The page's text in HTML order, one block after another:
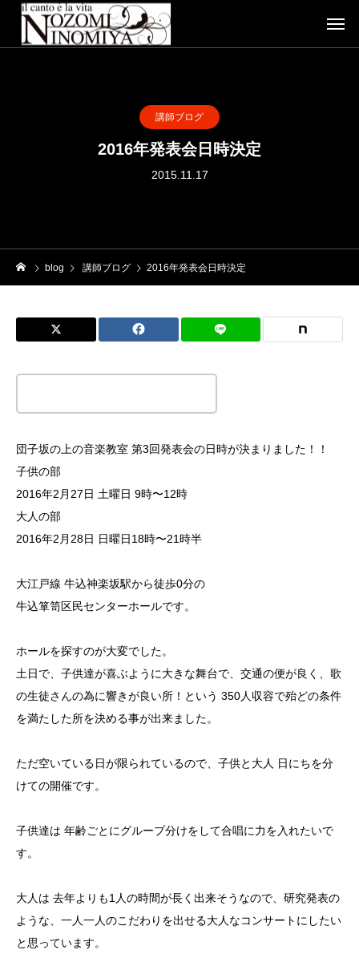
講師ブログ
2016年発表会日時決定
2015.11.17
blog 講師ブログ 2016年発表会日時決定
団子坂の上の音楽教室 第3回発表会の日時が決まりました！！
子供の部
2016年2月27日 土曜日 9時〜12時
大人の部
2016年2月28日 日曜日18時〜21時半
大江戸線 牛込神楽坂駅から徒歩0分の
牛込箪笥区民センターホールです。
ホールを探すのが大変でした。
土日で、子供達が喜ぶように大きな舞台で、交通の便が良く、歌
の生徒さんの為に響きが良い所！という 350人収容で殆どの条件
を満たした所を決める事が出来ました。
ただ空いている日が限られているので、子供と大人 日にちを分
けての開催です。
子供達は 年齢ごとにグループ分けをして合唱に力を入れたいで
す。
大人は 去年よりも1人の時間が長く出来そうなので、研究発表の
ような、一人一人のこだわりを出せる大人なコンサートにしたい
と思っています。